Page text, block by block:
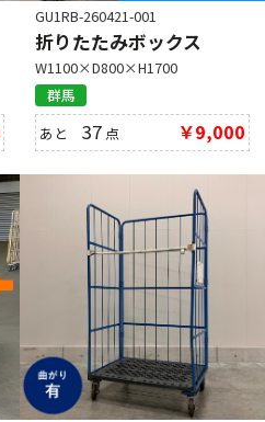
GU1RB-260421-001
折りたたみボックス
W1100×D800×H1700
群馬
あと37 点 ￥9,000